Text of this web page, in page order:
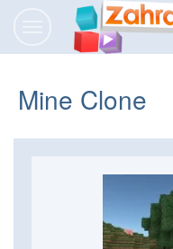
Mine Clone